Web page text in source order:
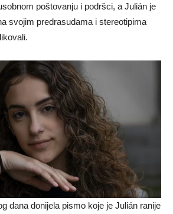
poštovanju i podršci, a Julián je
svojim predrasudama i stereotipima
dana donijela pismo koje je Julián ranije